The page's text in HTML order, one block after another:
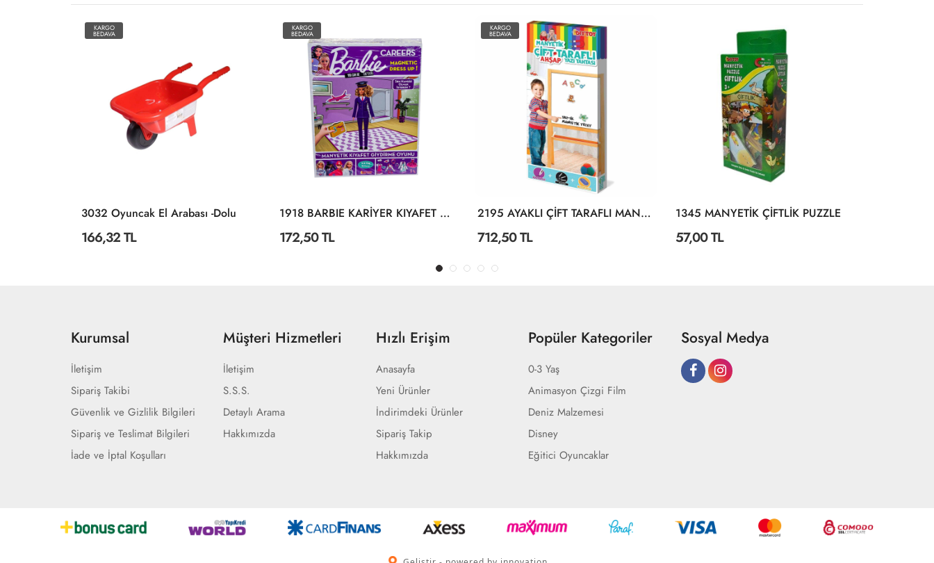
KARGO
BEDAVA
3032 Oyuncak El Arabası -Dolu
166,32 TL
KARGO
BEDAVA
1918 BARBIE KARİYER KIYAFET GİYDİRME
172,50 TL
KARGO
BEDAVA
2195 AYAKLI ÇİFT TARAFLI MANYETİK AHŞAP YAZI TAHTASI
712,50 TL
1345 MANYETİK ÇİFTLİK PUZZLE
57,00 TL
Kurumsal
İletişim
Sipariş Takibi
Güvenlik ve Gizlilik Bilgileri
Sipariş ve Teslimat Bilgileri
İade ve İptal Koşulları
Müşteri Hizmetleri
İletişim
S.S.S.
Detaylı Arama
Hakkımızda
Hızlı Erişim
Anasayfa
Yeni Ürünler
İndirimdeki Ürünler
Sipariş Takip
Hakkımızda
Popüler Kategoriler
0-3 Yaş
Animasyon Çizgi Film
Deniz Malzemesi
Disney
Eğitici Oyuncaklar
Sosyal Medya